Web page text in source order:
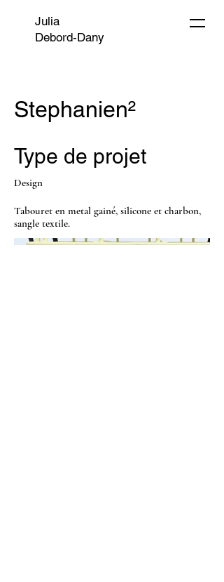
Julia
Debord-Dany
Stephanien²
Type de projet
Design
Tabouret en metal gainé, silicone et charbon,
sangle textile.